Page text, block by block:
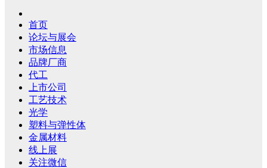
首页
论坛与展会
市场信息
品牌厂商
代工
上市公司
工艺技术
光学
塑料与弹性体
金属材料
线上展
关注微信